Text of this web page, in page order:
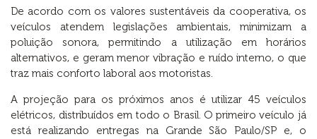
De acordo com os valores sustentáveis da cooperativa, os
veículos atendem legislações ambientais, minimizam a
poluição sonora, permitindo a utilização em horários
alternativos, e geram menor vibração e ruído interno, o que
traz mais conforto laboral aos motoristas.
A projeção para os próximos anos é utilizar 45 veículos
elétricos, distribuídos em todo o Brasil. O primeiro veículo já
está realizando entregas na Grande São Paulo/SP e, o